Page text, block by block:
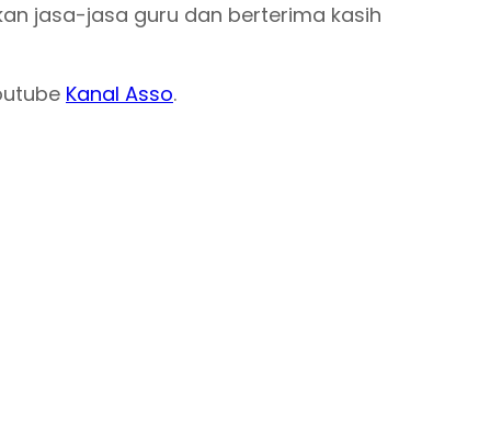
jasa-jasa guru dan berterima kasih
Kanal Asso.